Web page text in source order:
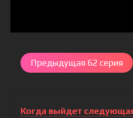
Предыдущая 62 серия
Когда выйдет